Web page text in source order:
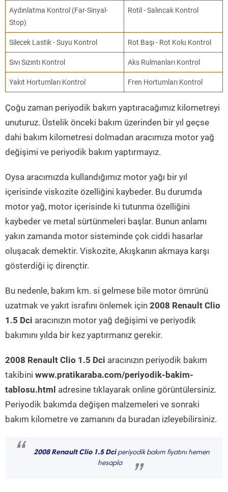
Aydınlatma Kontrol (Far-Sinyal-
Stop)
Rotil - Salıncak Kontrol
Silecek Lastik - Suyu Kontrol Rot Başı - Rot Kolu Kontrol
Sıvı Sızıntı Kontrol Aks Rulmanları Kontrol
Yakıt Hortumları Kontrol Fren Hortumları Kontrol
Çoğu zaman periyodik bakım yaptıracağımız kilometreyi
unuturuz. Üstelik önceki bakım üzerinden bir yıl geçse
dahi bakım kilometresi dolmadan aracımıza motor yağ
değişimi ve periyodik bakım yaptırmayız.
Oysa aracımızda kullandığımız motor yağı bir yıl
içerisinde viskozite özelliğini kaybeder. Bu durumda
motor yağ, motor içerisinde ki tutunma özelliğini
kaybeder ve metal sürtünmeleri başlar. Bunun anlamı
yakın zamanda motor sisteminde çok ciddi hasarlar
oluşacak demektir. Viskozite, Akışkanın akmaya karşı
gösterdiği iç dirençtir.
Bu nedenle, bakım km. si gelmese bile motor ömrünü
uzatmak ve yakıt israfını önlemek için 2008 Renault Clio
1.5 Dci aracınızın motor yağ değişimi ve periyodik
bakımını yılda bir kez yaptırmanız gerekir.
2008 Renault Clio 1.5 Dci aracınızın periyodik bakım
takibini www.pratikaraba.com/periyodik-bakim-
tablosu.html adresine tıklayarak online görüntülersiniz.
Periyodik bakımda değişen malzemeleri ve sonraki
bakım kilometre ve zamanını da buradan izleyebilirsiniz.
“ 2008 Renault Clio 1.5 Dciperiyodik bakım fiyatını hemen
hesapla
”